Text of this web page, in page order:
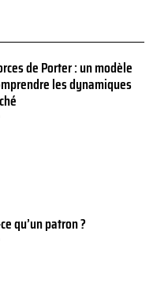
de Porter : un modèle
les dynamiques
qu’un patron ?